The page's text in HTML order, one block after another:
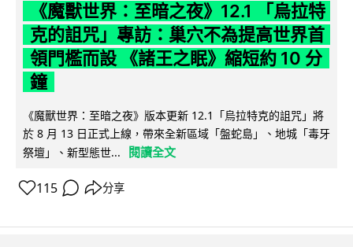
《魔獸世界：至暗之夜》12.1 「烏拉特
克的詛咒」專訪：巢穴不為提高世界首
領門檻而設 《諸王之眠》縮短約 10 分
鐘
《魔獸世界：至暗之夜》版本更新 12.1「烏拉特克的詛咒」將
於 8 月 13 日正式上線，帶來全新區域「盤蛇島」、地城「毒牙
祭壇」、新型態世...
閱讀全文
115 分享